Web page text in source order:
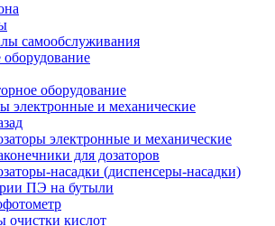
самообслуживания
оборудование
электронные и механические
электронные и механические
для дозаторов
насадки (диспенсеры-насадки)
ПЭ на бутыли
очистки кислот